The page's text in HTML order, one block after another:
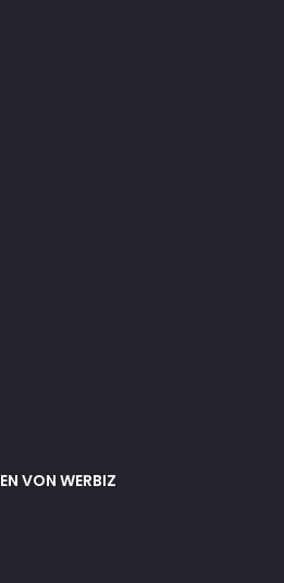
VON WERBIZ